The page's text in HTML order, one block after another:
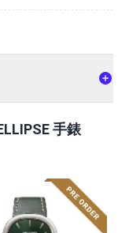
手錶